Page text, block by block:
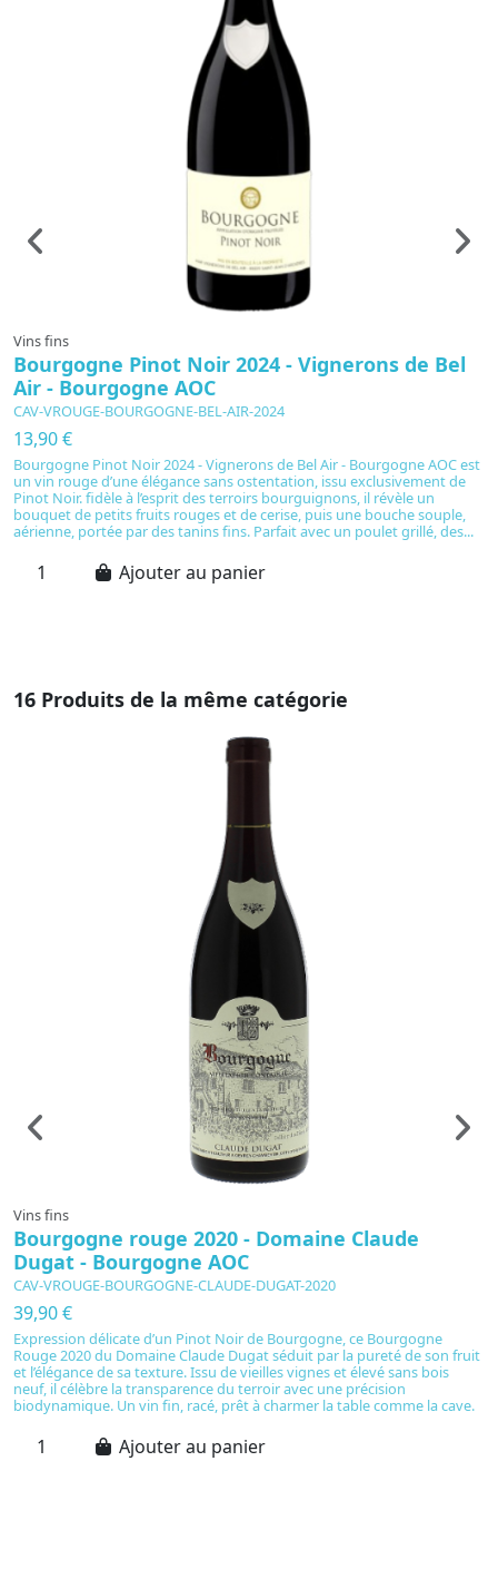
Vins fins
Bourgogne Pinot Noir 2024 - Vignerons de Bel
Air - Bourgogne AOC
CAV-VROUGE-BOURGOGNE-BEL-AIR-2024
13,90 €
Bourgogne Pinot Noir 2024 - Vignerons de Bel Air - Bourgogne AOC est
un vin rouge d’une élégance sans ostentation, issu exclusivement de
Pinot Noir. fidèle à l’esprit des terroirs bourguignons, il révèle un
bouquet de petits fruits rouges et de cerise, puis une bouche souple,
aérienne, portée par des tanins fins. Parfait avec un poulet grillé, des...
Ajouter au panier
16 Produits de la même catégorie
Vins fins
Bourgogne rouge 2020 - Domaine Claude
Dugat - Bourgogne AOC
CAV-VROUGE-BOURGOGNE-CLAUDE-DUGAT-2020
39,90 €
Expression délicate d’un Pinot Noir de Bourgogne, ce Bourgogne
Rouge 2020 du Domaine Claude Dugat séduit par la pureté de son fruit
et l’élégance de sa texture. Issu de vieilles vignes et élevé sans bois
neuf, il célèbre la transparence du terroir avec une précision
biodynamique. Un vin fin, racé, prêt à charmer la table comme la cave.
Ajouter au panier